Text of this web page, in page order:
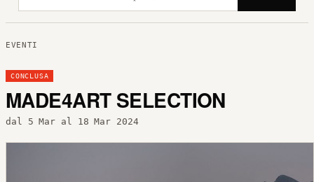
EVENTI
CONCLUSA
MADE4ART SELECTION
dal 5 Mar al 18 Mar 2024